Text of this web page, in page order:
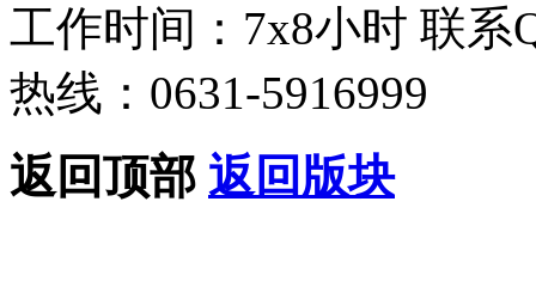
工作时间：7x8小时 联系
热线：0631-5916999
返回顶部 返回版块